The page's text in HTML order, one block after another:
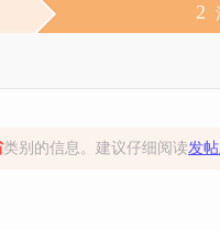
2
类别的信息。建议仔细阅读发